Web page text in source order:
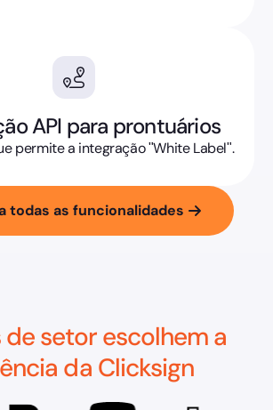
API para prontuários
permite a integração "White Label".
todas as funcionalidades
de setor escolhem a
da Clicksign